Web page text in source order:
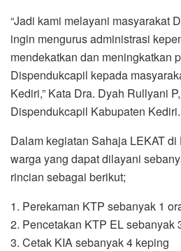
“Jadi kami melayani masyarakat
ingin mengurus administrasi
mendekatkan dan meningkatkan
Dispendukcapil kepada
Kediri,” Kata Dra. Dyah Rullyani
Dispendukcapil Kabupaten Kediri.
Dalam kegiatan Sahaja LEKAT
warga yang dapat dilayani
rincian sebagai berikut;
1. Perekaman KTP sebanyak 1
2. Pencetakan KTP EL sebanyak
3. Cetak KIA sebanyak 4 keping